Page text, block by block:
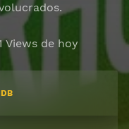
Views de hoy